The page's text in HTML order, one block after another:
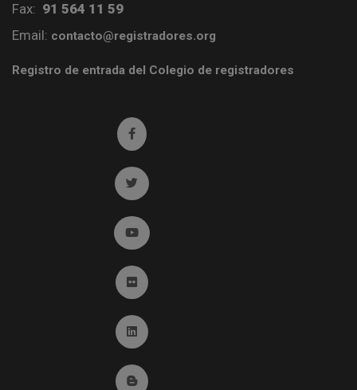
Fax: 91 564 11 59
Email: contacto@registradores.org
Registro de entrada del Colegio de registradores
Ir a facebook (abre en ventana nueva)
Ir a twitter (abre en ventana nueva)
Ir a YouTube (abre en ventana nueva)
Ir a Flickr (abre en ventana nueva)
Ir a Linkedin (abre en ventana nueva)
Ir al Blog (abre en ventana nueva)